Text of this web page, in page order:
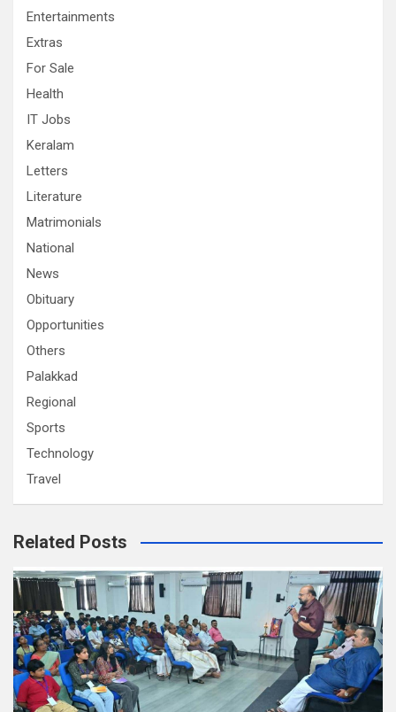
Entertainments
Extras
For Sale
Health
IT Jobs
Keralam
Letters
Literature
Matrimonials
National
News
Obituary
Opportunities
Others
Palakkad
Regional
Sports
Technology
Travel
Related Posts